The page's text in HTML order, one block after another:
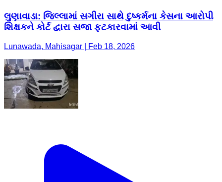
લુણાવાડા: જિલ્લામાં સગીરા સાથે દુષ્કર્મના કેસના આરોપી
શિક્ષકને કોર્ટ દ્વારા સજા ફટકારવામાં આવી
Lunawada, Mahisagar | Feb 18, 2026